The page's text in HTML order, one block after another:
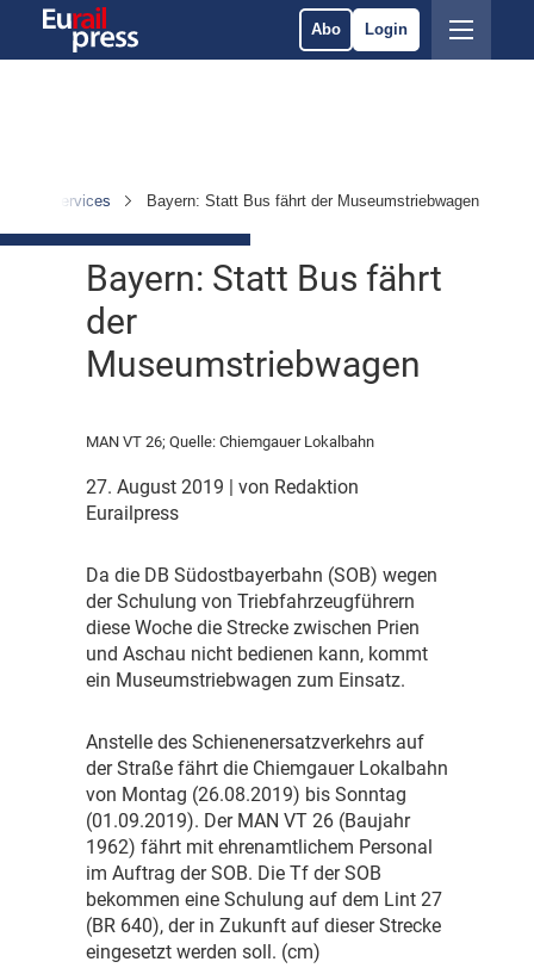
Abo Login
& Services Bayern: Statt Bus fährt der Museumstriebwagen
Bayern: Statt Bus fährt
der
Museumstriebwagen
MAN VT 26; Quelle: Chiemgauer Lokalbahn
27. August 2019
| von Redaktion
Eurailpress
Da die DB Südostbayerbahn (SOB) wegen
der Schulung von Triebfahrzeugführern
diese Woche die Strecke zwischen Prien
und Aschau nicht bedienen kann, kommt
ein Museumstriebwagen zum Einsatz.
Anstelle des Schienenersatzverkehrs auf
der Straße fährt die Chiemgauer Lokalbahn
von Montag (26.08.2019) bis Sonntag
(01.09.2019). Der MAN VT 26 (Baujahr
1962) fährt mit ehrenamtlichem Personal
im Auftrag der SOB. Die Tf der SOB
bekommen eine Schulung auf dem Lint 27
(BR 640), der in Zukunft auf dieser Strecke
eingesetzt werden soll. (cm)